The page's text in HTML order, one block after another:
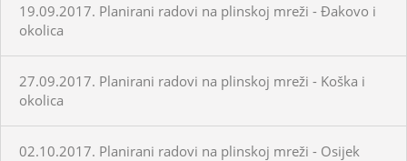
19.09.2017. Planirani radovi na plinskoj mreži - Đakovo i
okolica
27.09.2017. Planirani radovi na plinskoj mreži - Koška i
okolica
02.10.2017. Planirani radovi na plinskoj mreži - Osijek